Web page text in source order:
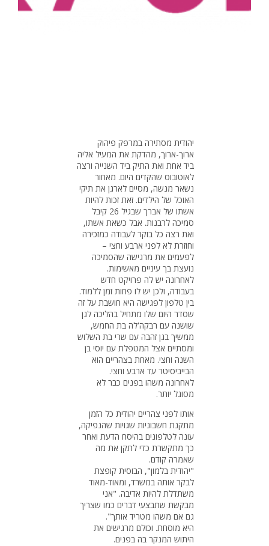
יהודית מסתירה במרפק פיהוק
ארוך-ארוך, מהדקת את המעיל אליה
ביד אחת ואת התיק ביד השנייה ורצה
לאוטובוס שהקדים היום. מאחור
נשאר מנשה, מסיים לארגן את תיקי
האוכל של הילדים. זאת זכות להיות
אשתו של אברך שבגיל 26 קיבל
סמיכה לרבנות. אבל כשאת אשתו,
ואת רצה כל בוקר לעבודה כמזכירה
וחוזרת לא לפני ארבע וחצי –
לפעמים את מרגישה שהסמיכה
נועצת בך עיניים מאשימות.
לאחרונה יש לה פרויקט חדש
בעבודה, ולכן יש לו פחות זמן ללמוד.
בין טלפון לפגישה היא חושבת על זה
שסדר היום שלו מתחיל בהליכה לגן
שושנה עם רבקה'לה בת החמש,
ממשיך בגן זהבה עם שרי בת השלוש
ומסתיים אצל המטפלת עם יוסי בן
השנה וחצי. מאחת בצהריים הוא
הבייביסיטר עד ארבע וחצי.
לאחרונה משהו בפנים כבר לא
מסוגל יותר.
אותו לפני צהריים יהודית כל הזמן
מתקנת חשבוניות שגויות שהנפיקה,
עונה לטלפונים בהיסח הדעת ואחר
כך מתקשרת כדי לתקן את מה
שאמרה קודם.
"יהודית בלמון", הבוסית קופצת
לבקר אותה במשרד, ומאוד-מאוד
משתדלת להיות אדיבה. "אני
מבקשת שתבצעי דברים כמו שצריך
גם אם משהו מטריד אותך".
היא מוסחת. וכולם מרגישים את
היתוש המנקר בה בפנים.